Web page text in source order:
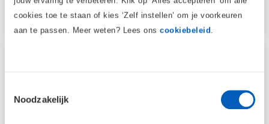
cookies toe te staan of kies ‘Zelf instellen’ om je voorkeuren
aan te passen. Meer weten? Lees ons cookiebeleid
Noodzakelijk
Maak buiten bewegen leuker met trampolines,